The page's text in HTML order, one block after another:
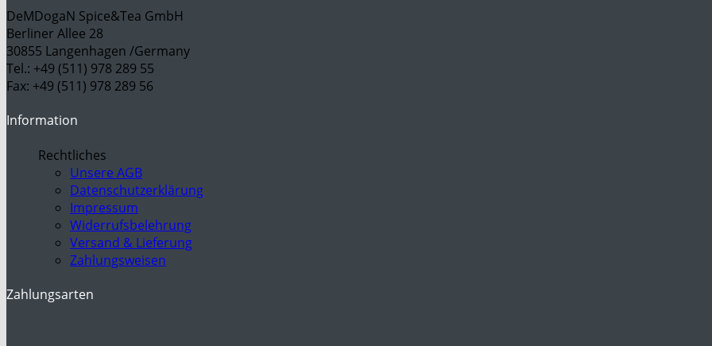
DeMDogaN Spice&Tea GmbH
Berliner Allee 28
30855 Langenhagen /Germany
Tel.: +49 (511) 978 289 55
Fax: +49 (511) 978 289 56
Information
Rechtliches
Unsere AGB
Datenschutzerklärung
Impressum
Widerrufsbelehrung
Versand & Lieferung
Zahlungsweisen
Zahlungsarten